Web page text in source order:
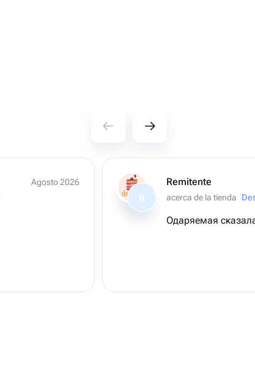
Agosto 2026
R
Remitente
acerca de la tienda
Одаряемая